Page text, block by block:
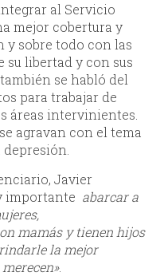
al Servicio
mejor cobertura y
y sobre todo con las
su libertad y con sus
se habló del
para trabajar de
áreas intervinientes.
agravan con el tema
Javier
importante abarcar a
mamás y tienen hijos
la mejor
.